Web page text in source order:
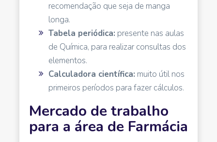
recomendação que seja de manga
longa.
Tabela periódica: presente nas aulas
de Química, para realizar consultas dos
elementos.
Calculadora científica: muito útil nos
primeiros períodos para fazer cálculos.
Mercado de trabalho
para a área de Farmácia